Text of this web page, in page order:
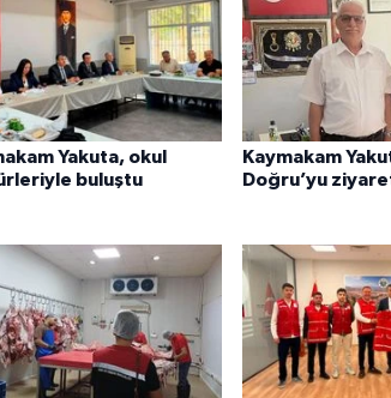
Yakuta, okul
buluştu
Kaymakam
Doğru’yu